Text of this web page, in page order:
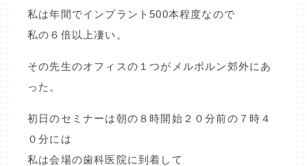
私は年間でインプラント500本程度なので
私の６倍以上凄い。
その先生のオフィスの１つがメルボルン郊外にあ
った。
初日のセミナーは朝の８時開始２０分前の７時４
０分には
私は会場の歯科医院に到着して